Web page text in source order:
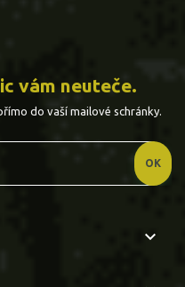
vám neuteče.
do vaší mailové schránky.
keyboard_arrow_down